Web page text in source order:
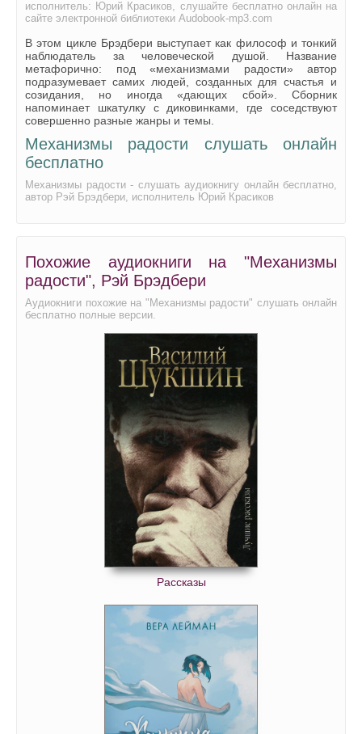
Механизмы радости 21
исполнитель: Юрий Красиков, слушайте бесплатно онлайн на
сайте электронной библиотеки Audobook-mp3.com
В этом цикле Брэдбери выступает как философ и тонкий
наблюдатель за человеческой душой. Название
метафорично: под «механизмами радости» автор
подразумевает самих людей, созданных для счастья и
созидания, но иногда «дающих сбой». Сборник
напоминает шкатулку с диковинками, где соседствуют
совершенно разные жанры и темы.
Механизмы радости слушать онлайн
бесплатно
Механизмы радости - слушать аудиокнигу онлайн бесплатно,
автор Рэй Брэдбери, исполнитель Юрий Красиков
Похожие аудиокниги на "Механизмы
радости", Рэй Брэдбери
Аудиокниги похожие на "Механизмы радости" слушать онлайн
бесплатно полные версии.
Рассказы